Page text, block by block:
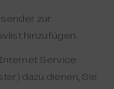
zur
hinzufügen.
Service
dazu dienen, Sie